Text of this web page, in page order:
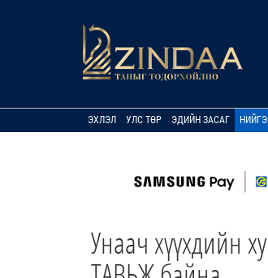
ЭХЛЭЛ УЛС ТӨР ЭДИЙН ЗАСАГ
Унаач хүүхдийн